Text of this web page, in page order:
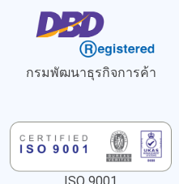
กรมพัฒนาธุรกิจการค้า